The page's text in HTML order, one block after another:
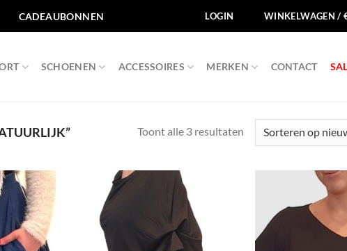
CADEAUBONNEN LOGIN WINKELWAGEN /
SCHOENEN ACCESSOIRES MERKEN CONTACT
Toont alle 3 resultatenGesorteerd op
Toevoegen
aan
wenslijst
Toevoegen
wenslijst